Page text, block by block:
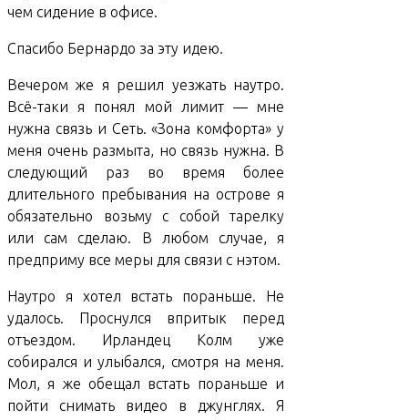
чем сидение в офисе.
Спасибо Бернардо за эту идею.
Вечером же я решил уезжать наутро.
Всё-таки я понял мой лимит — мне
нужна связь и Сеть. «Зона комфорта» у
меня очень размыта, но связь нужна. В
следующий раз во время более
длительного пребывания на острове я
обязательно возьму с собой тарелку
или сам сделаю. В любом случае, я
предприму все меры для связи с нэтом.
Наутро я хотел встать пораньше. Не
удалось. Проснулся впритык перед
отъездом. Ирландец Колм уже
собирался и улыбался, смотря на меня.
Мол, я же обещал встать пораньше и
пойти снимать видео в джунглях. Я